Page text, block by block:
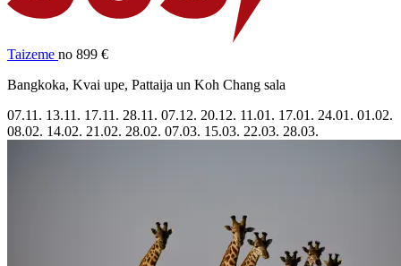
Taizeme no 899 €
Bangkoka, Kvai upe, Pattaija un Koh Chang sala
07.11. 13.11. 17.11. 28.11. 07.12. 20.12. 11.01. 17.01. 24.01. 01.02.
08.02. 14.02. 21.02. 28.02. 07.03. 15.03. 22.03. 28.03.